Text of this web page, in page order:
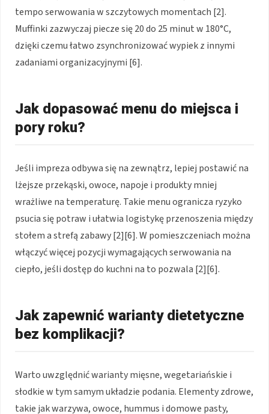
tempo serwowania w szczytowych momentach [2].
Muffinki zazwyczaj piecze się 20 do 25 minut w 180°C,
dzięki czemu łatwo zsynchronizować wypiek z innymi
zadaniami organizacyjnymi [6].
Jak dopasować menu do miejsca i
pory roku?
Jeśli impreza odbywa się na zewnątrz, lepiej postawić na
lżejsze przekąski, owoce, napoje i produkty mniej
wrażliwe na temperaturę. Takie menu ogranicza ryzyko
psucia się potraw i ułatwia logistykę przenoszenia między
stołem a strefą zabawy [2][6]. W pomieszczeniach można
włączyć więcej pozycji wymagających serwowania na
ciepło, jeśli dostęp do kuchni na to pozwala [2][6].
Jak zapewnić warianty dietetyczne
bez komplikacji?
Warto uwzględnić warianty mięsne, wegetariańskie i
słodkie w tym samym układzie podania. Elementy zdrowe,
takie jak warzywa, owoce, hummus i domowe pasty,